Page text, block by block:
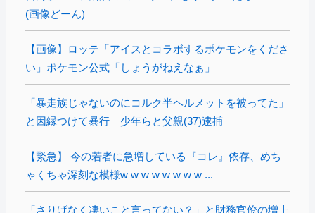
(画像どーん)
【画像】ロッテ「アイスとコラボするポケモンをくださ
い」ポケモン公式「しょうがねえなぁ」
「暴走族じゃないのにコルク半ヘルメットを被ってた」
と因縁つけて暴行 少年らと父親(37)逮捕
【緊急】 今の若者に急増している『コレ』依存、めち
ゃくちゃ深刻な模様w w w w w w w w ...
「さりげなく凄いこと言ってない？」と財務官僚の増上